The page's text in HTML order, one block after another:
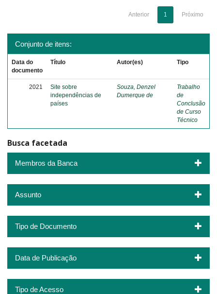
Anterior 1 Próximo
Conjunto de itens:
Data do
documento
Título Autor(es) Tipo
2021
Site sobre
independências de
países
Souza, Denzel
Dumerque de
Trabalho
de
Conclusão
de Curso
Técnico
Busca facetada
Membros da Banca
Assunto
Tipo de Documento
Data de Publicação
Tipo de Acesso